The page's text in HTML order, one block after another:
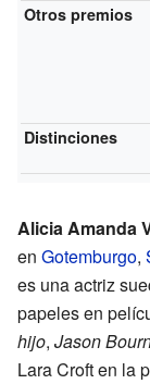
Otros premios
Distinciones
Alicia Amanda
en Gotemburgo,
es una actriz
papeles en
hijo, Jason
Lara Croft en la